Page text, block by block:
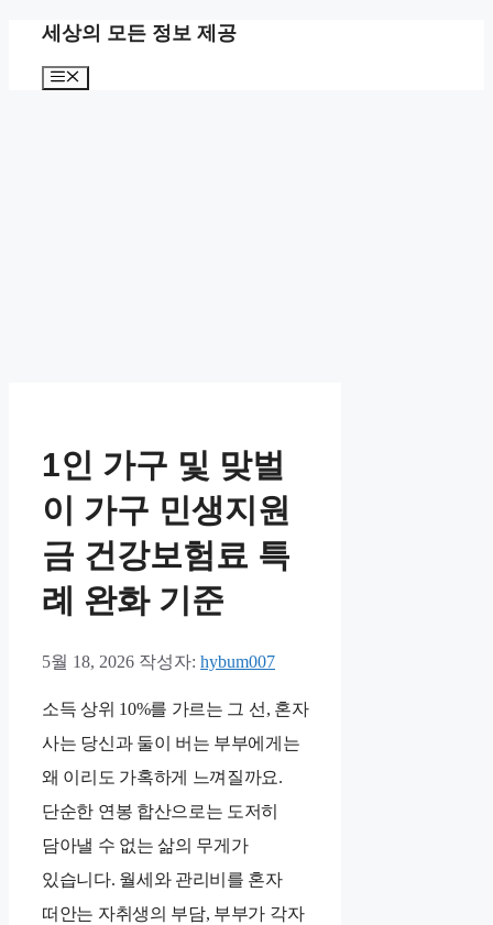
세상의 모든 정보 제공
메
1인 가구 및 맞벌
이 가구 민생지원
금 건강보험료 특
례 완화 기준
5월 18, 2026 작성자: hybum007
소득 상위 10%를 가르는 그 선, 혼자
사는 당신과 둘이 버는 부부에게는
왜 이리도 가혹하게 느껴질까요.
단순한 연봉 합산으로는 도저히
담아낼 수 없는 삶의 무게가
있습니다. 월세와 관리비를 혼자
떠안는 자취생의 부담, 부부가 각자